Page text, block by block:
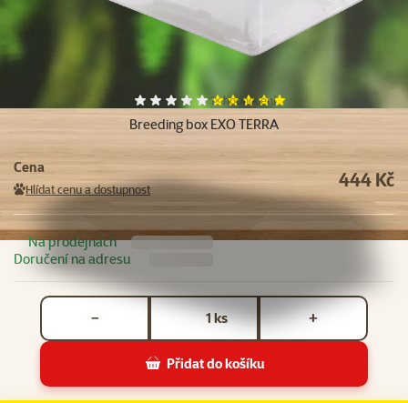
Breeding box EXO TERRA
Hodnocení 100%, počet hodnocení:
1×hodnocení
Cena
Hlídat cenu a dostupnost 444 Kč
Na prodejnách
Doručení na adresu
ks
− +
Přidat do košíku